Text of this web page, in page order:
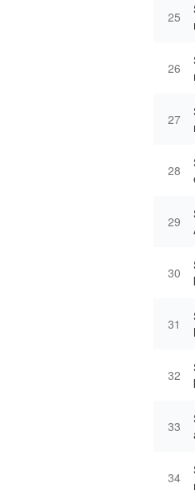
25
26
27
28
29
30
31
32
33
34